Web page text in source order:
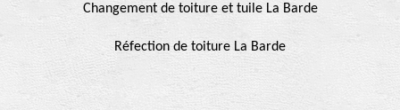
Changement de toiture et tuile La Barde
Réfection de toiture La Barde